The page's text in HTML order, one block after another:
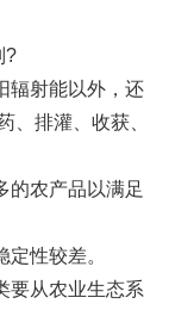
?
辐射能以外，还
、排灌、收获、
的农产品以满足
性较差。
要从农业生态系